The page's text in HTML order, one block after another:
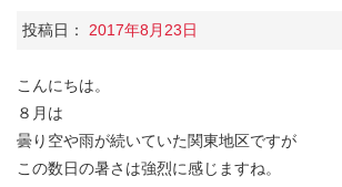
投稿日： 2017年8月23日
こんにちは。
８月は
曇り空や雨が続いていた関東地区ですが
この数日の暑さは強烈に感じますね。